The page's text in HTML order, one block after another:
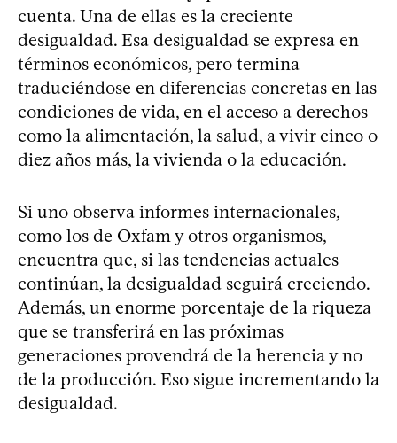
cuenta. Una de ellas es la creciente
desigualdad. Esa desigualdad se expresa en
términos económicos, pero termina
traduciéndose en diferencias concretas en las
condiciones de vida, en el acceso a derechos
como la alimentación, la salud, a vivir cinco o
diez años más, la vivienda o la educación.
Si uno observa informes internacionales,
como los de Oxfam y otros organismos,
encuentra que, si las tendencias actuales
continúan, la desigualdad seguirá creciendo.
Además, un enorme porcentaje de la riqueza
que se transferirá en las próximas
generaciones provendrá de la herencia y no
de la producción. Eso sigue incrementando la
desigualdad.